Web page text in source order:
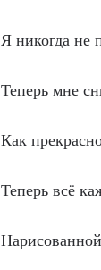
Я никогда не
Теперь мне
Как
Теперь всё